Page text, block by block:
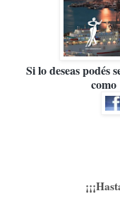
Si lo deseas podés